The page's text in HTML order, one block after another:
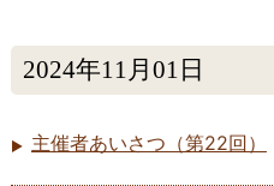
2024年11月01日
主催者あいさつ（第22回）